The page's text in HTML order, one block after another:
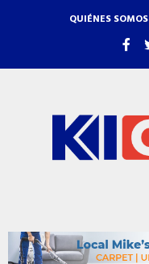
QUIÉNES SOMOS